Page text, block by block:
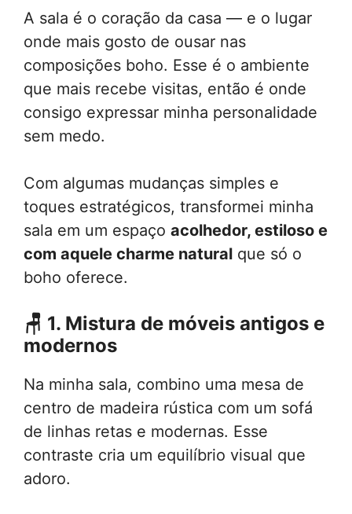
A sala é o coração da casa — e o lugar
onde mais gosto de ousar nas
composições boho. Esse é o ambiente
que mais recebe visitas, então é onde
consigo expressar minha personalidade
sem medo.
Com algumas mudanças simples e
toques estratégicos, transformei minha
sala em um espaço acolhedor, estiloso e
com aquele charme natural que só o
boho oferece.
🪑 1. Mistura de móveis antigos e
modernos
Na minha sala, combino uma mesa de
centro de madeira rústica com um sofá
de linhas retas e modernas. Esse
contraste cria um equilíbrio visual que
adoro.